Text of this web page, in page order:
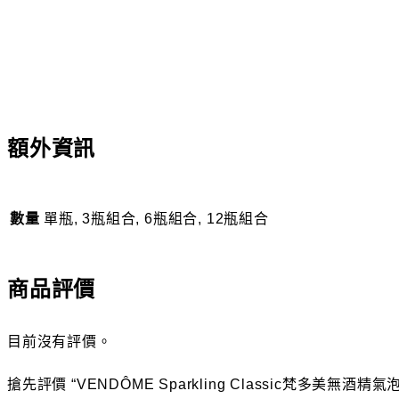
額外資訊
數量 單瓶, 3瓶組合, 6瓶組合, 12瓶組合
商品評價
目前沒有評價。
搶先評價 “VENDÔME Sparkling Classic梵多美無酒精氣